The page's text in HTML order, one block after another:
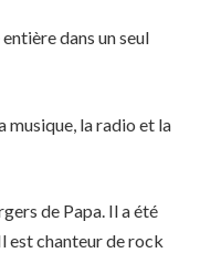
dans un seul
musique, la radio et la
de Papa. Il a été
est chanteur de rock